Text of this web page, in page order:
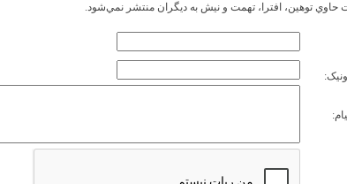
حاوي توهين، افترا، تهمت و نيش به ديگران منتشر نمي‌شود.